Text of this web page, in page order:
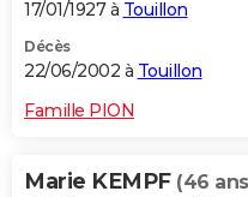
17/01/1927 à Touillon
Décès
22/06/2002 à Touillon
Famille PION
Marie KEMPF (46